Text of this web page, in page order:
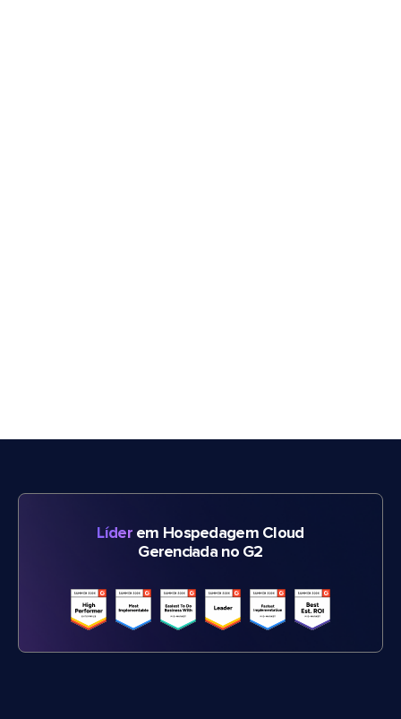
Líderem Hospedagem Cloud
Gerenciada no G2